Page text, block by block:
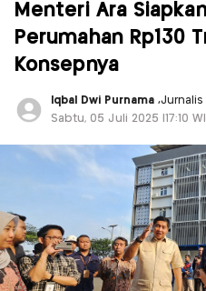
Menteri Ara
Perumahan Rp130
Konsepnya
Iqbal Dwi Purnama ,Jurnalis
Sabtu, 05 Juli 2025 |17:10